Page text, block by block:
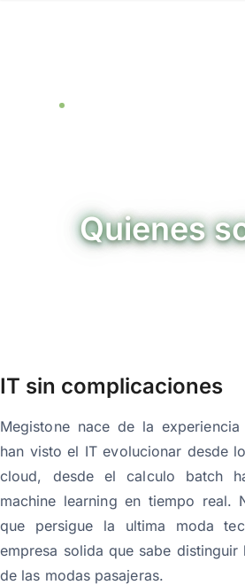
Quienes
IT sin complicaciones
Megistone nace de la
han visto el IT evolucionar desde
cloud, desde el calculo batch
machine learning en tiempo real.
que persigue la ultima moda
empresa solida que sabe distinguir
de las modas pasajeras.